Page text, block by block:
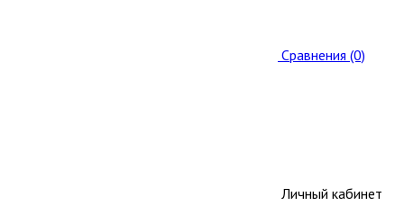
Сравнения (0)
Личный кабинет